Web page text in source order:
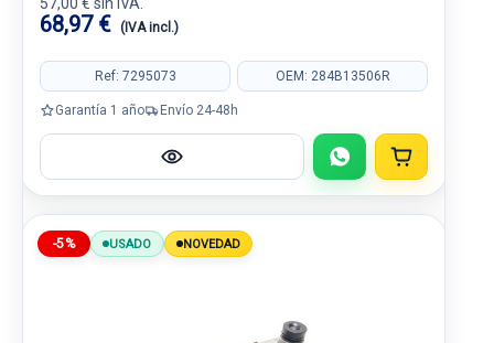
68,97 € (IVA incl.)
Ref: 7295073 OEM: 284B13506R
Garantía 1 año Envío 24-48h
-5% USADO NOVEDAD